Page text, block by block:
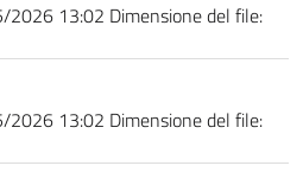
2026 13:02 Dimensione del file:
2026 13:02 Dimensione del file: